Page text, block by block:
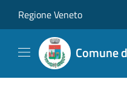
Regione Veneto
Comune